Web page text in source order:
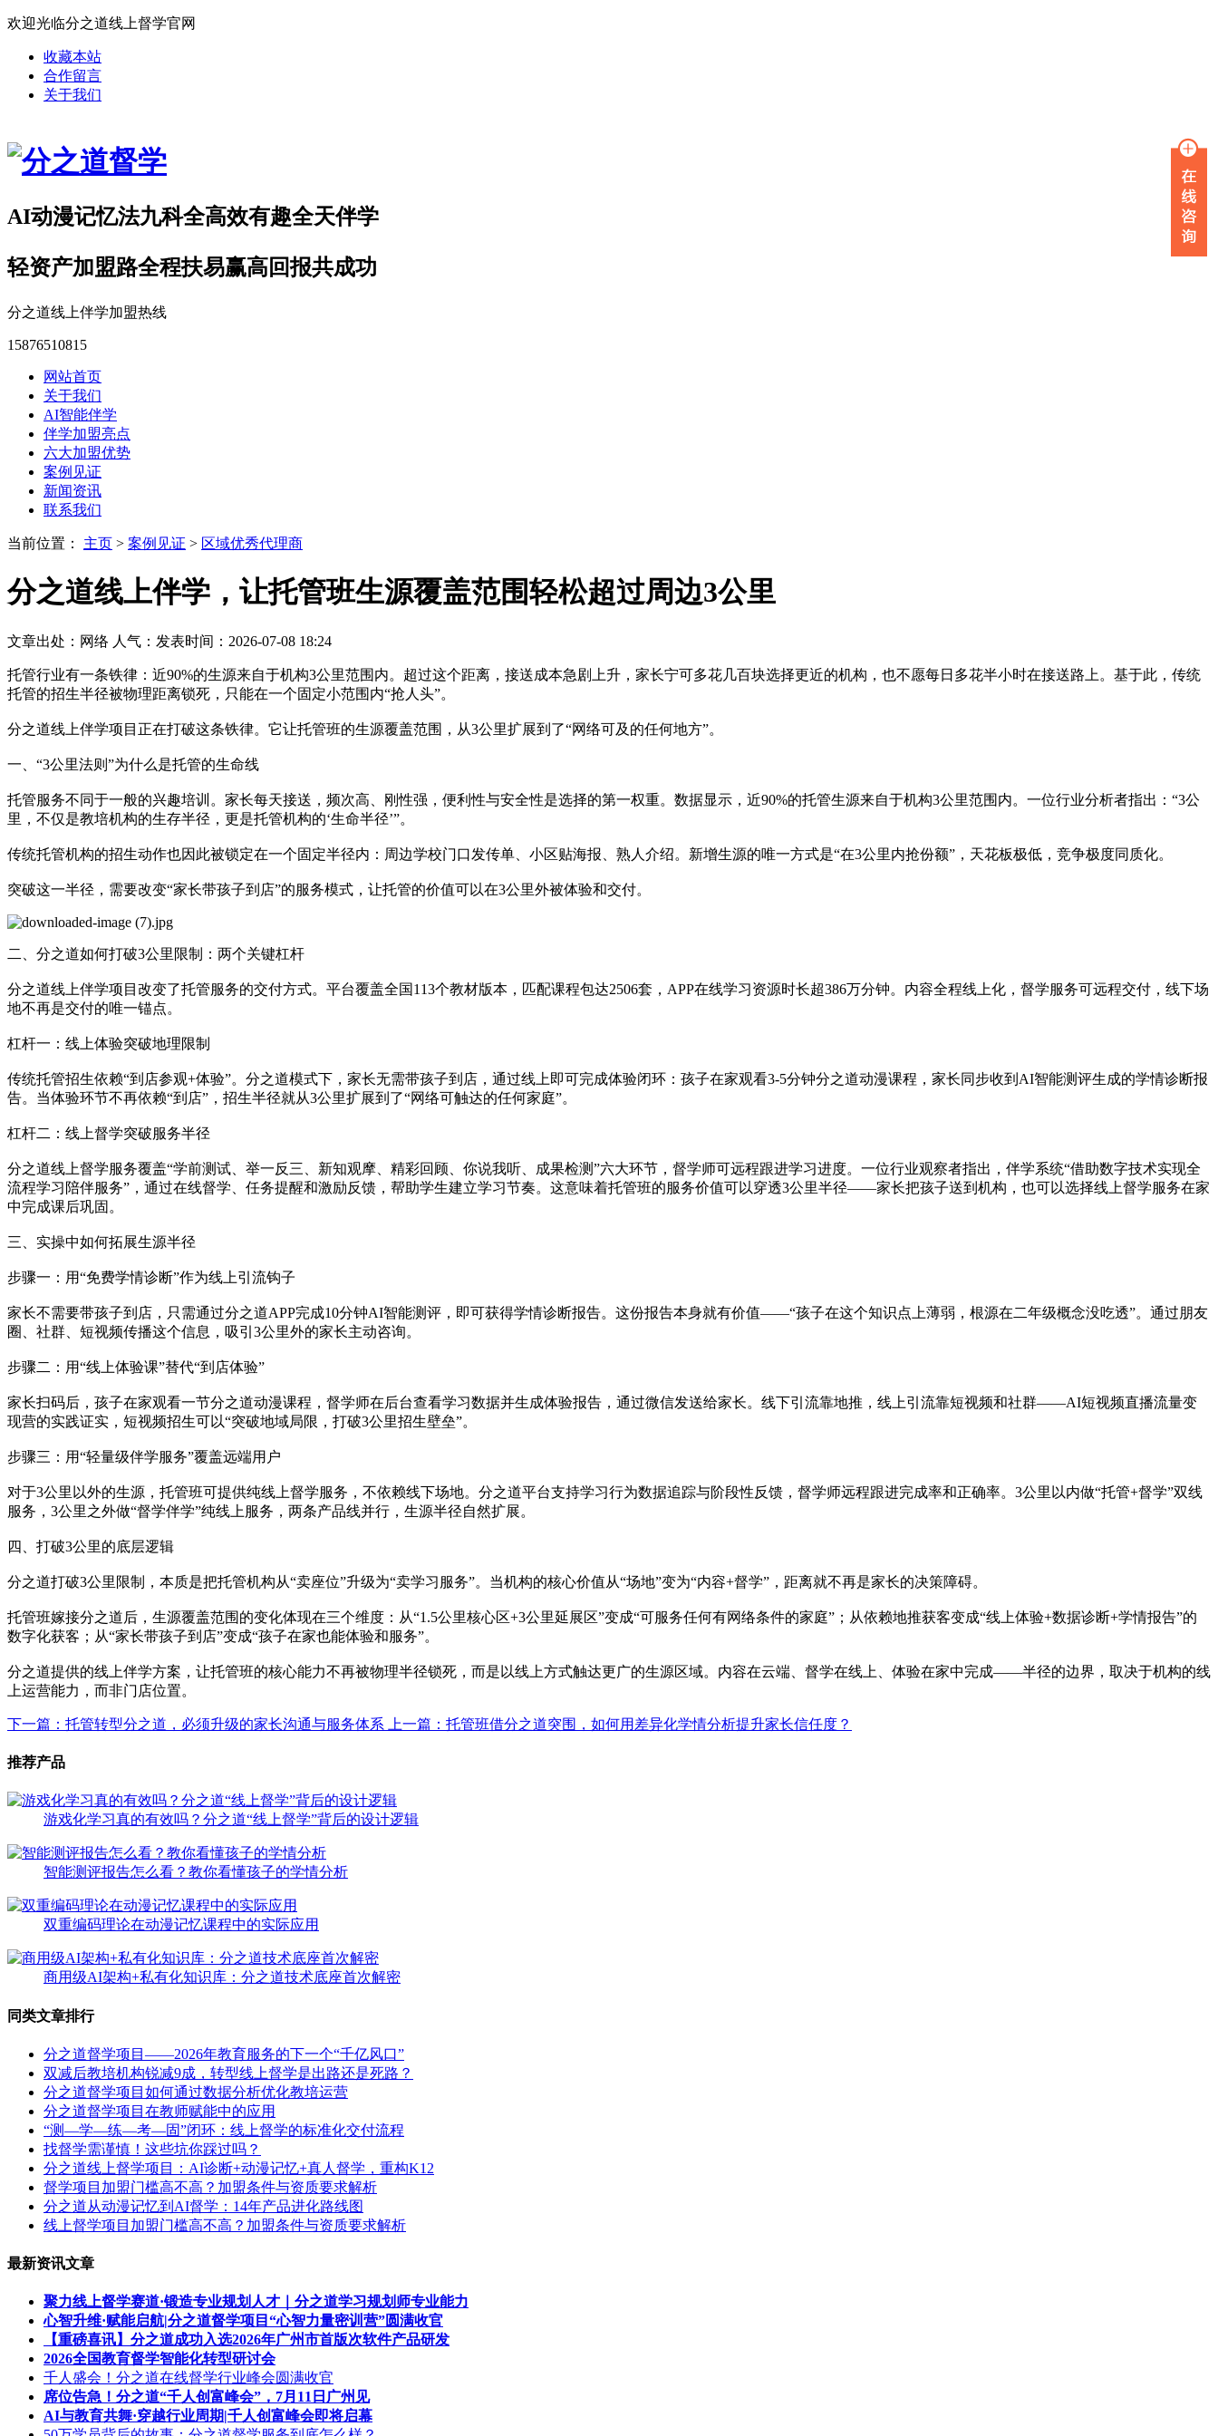
欢迎光临分之道线上督学官网
收藏本站
合作留言
关于我们
AI动漫记忆法九科全高效有趣全天伴学
轻资产加盟路全程扶易赢高回报共成功
分之道线上伴学加盟热线
15876510815
网站首页
关于我们
AI智能伴学
伴学加盟亮点
六大加盟优势
案例见证
新闻资讯
联系我们
当前位置： 主页 > 案例见证 > 区域优秀代理商
分之道线上伴学，让托管班生源覆盖范围轻松超过周边3公里
文章出处：网络 人气： 发表时间：2026-07-08 18:24
托管行业有一条铁律：近90%的生源来自于机构3公里范围内。超过这个距离，接送成本急剧上升，家长宁可多花几百块选择更近的机构，也不愿每日多花半小时在接送路上。基于此，传统
托管的招生半径被物理距离锁死，只能在一个固定小范围内“抢人头”。
分之道线上伴学项目正在打破这条铁律。它让托管班的生源覆盖范围，从3公里扩展到了“网络可及的任何地方”。
一、“3公里法则”为什么是托管的生命线
托管服务不同于一般的兴趣培训。家长每天接送，频次高、刚性强，便利性与安全性是选择的第一权重。数据显示，近90%的托管生源来自于机构3公里范围内。一位行业分析者指出：“3公
里，不仅是教培机构的生存半径，更是托管机构的‘生命半径’”。
传统托管机构的招生动作也因此被锁定在一个固定半径内：周边学校门口发传单、小区贴海报、熟人介绍。新增生源的唯一方式是“在3公里内抢份额”，天花板极低，竞争极度同质化。
突破这一半径，需要改变“家长带孩子到店”的服务模式，让托管的价值可以在3公里外被体验和交付。
二、分之道如何打破3公里限制：两个关键杠杆
分之道线上伴学项目改变了托管服务的交付方式。平台覆盖全国113个教材版本，匹配课程包达2506套，APP在线学习资源时长超386万分钟。内容全程线上化，督学服务可远程交付，线下场
地不再是交付的唯一锚点。
杠杆一：线上体验突破地理限制
传统托管招生依赖“到店参观+体验”。分之道模式下，家长无需带孩子到店，通过线上即可完成体验闭环：孩子在家观看3-5分钟分之道动漫课程，家长同步收到AI智能测评生成的学情诊断报
告。当体验环节不再依赖“到店”，招生半径就从3公里扩展到了“网络可触达的任何家庭”。
杠杆二：线上督学突破服务半径
分之道线上督学服务覆盖“学前测试、举一反三、新知观摩、精彩回顾、你说我听、成果检测”六大环节，督学师可远程跟进学习进度。一位行业观察者指出，伴学系统“借助数字技术实现全
流程学习陪伴服务”，通过在线督学、任务提醒和激励反馈，帮助学生建立学习节奏。这意味着托管班的服务价值可以穿透3公里半径——家长把孩子送到机构，也可以选择线上督学服务在家
中完成课后巩固。
三、实操中如何拓展生源半径
步骤一：用“免费学情诊断”作为线上引流钩子
家长不需要带孩子到店，只需通过分之道APP完成10分钟AI智能测评，即可获得学情诊断报告。这份报告本身就有价值——“孩子在这个知识点上薄弱，根源在二年级概念没吃透”。通过朋友
圈、社群、短视频传播这个信息，吸引3公里外的家长主动咨询。
步骤二：用“线上体验课”替代“到店体验”
家长扫码后，孩子在家观看一节分之道动漫课程，督学师在后台查看学习数据并生成体验报告，通过微信发送给家长。线下引流靠地推，线上引流靠短视频和社群——AI短视频直播流量变
现营的实践证实，短视频招生可以“突破地域局限，打破3公里招生壁垒”。
步骤三：用“轻量级伴学服务”覆盖远端用户
对于3公里以外的生源，托管班可提供纯线上督学服务，不依赖线下场地。分之道平台支持学习行为数据追踪与阶段性反馈，督学师远程跟进完成率和正确率。3公里以内做“托管+督学”双线
服务，3公里之外做“督学伴学”纯线上服务，两条产品线并行，生源半径自然扩展。
四、打破3公里的底层逻辑
分之道打破3公里限制，本质是把托管机构从“卖座位”升级为“卖学习服务”。当机构的核心价值从“场地”变为“内容+督学”，距离就不再是家长的决策障碍。
托管班嫁接分之道后，生源覆盖范围的变化体现在三个维度：从“1.5公里核心区+3公里延展区”变成“可服务任何有网络条件的家庭”；从依赖地推获客变成“线上体验+数据诊断+学情报告”的
数字化获客；从“家长带孩子到店”变成“孩子在家也能体验和服务”。
分之道提供的线上伴学方案，让托管班的核心能力不再被物理半径锁死，而是以线上方式触达更广的生源区域。内容在云端、督学在线上、体验在家中完成——半径的边界，取决于机构的线
上运营能力，而非门店位置。
下一篇：托管转型分之道，必须升级的家长沟通与服务体系 上一篇：托管班借分之道突围，如何用差异化学情分析提升家长信任度？
推荐产品
游戏化学习真的有效吗？分之道“线上督学”背后的设计逻辑
智能测评报告怎么看？教你看懂孩子的学情分析
双重编码理论在动漫记忆课程中的实际应用
商用级AI架构+私有化知识库：分之道技术底座首次解密
同类文章排行
分之道督学项目——2026年教育服务的下一个“千亿风口”
双减后教培机构锐减9成，转型线上督学是出路还是死路？
分之道督学项目如何通过数据分析优化教培运营
分之道督学项目在教师赋能中的应用
“测—学—练—考—固”闭环：线上督学的标准化交付流程
找督学需谨慎！这些坑你踩过吗？
分之道线上督学项目：AI诊断+动漫记忆+真人督学，重构K12
督学项目加盟门槛高不高？加盟条件与资质要求解析
分之道从动漫记忆到AI督学：14年产品进化路线图
线上督学项目加盟门槛高不高？加盟条件与资质要求解析
最新资讯文章
聚力线上督学赛道·锻造专业规划人才｜分之道学习规划师专业能力
心智升维·赋能启航|分之道督学项目“心智力量密训营”圆满收官
【重磅喜讯】分之道成功入选2026年广州市首版次软件产品研发
2026全国教育督学智能化转型研讨会
千人盛会！分之道在线督学行业峰会圆满收官
席位告急！分之道“千人创富峰会”，7月11日广州见
AI与教育共舞·穿越行业周期|千人创富峰会即将启幕